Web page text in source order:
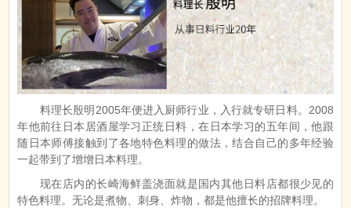
料理长殷明2005年便进入厨师行业，入行就专研日料。2008
年他前往日本居酒屋学习正统日料，在日本学习的五年间，他跟
随日本师傅接触到了各地特色料理的做法，结合自己的多年经验
一起带到了增增日本料理。
现在店内的长崎海鲜盖浇面就是国内其他日料店都很少见的
特色料理。无论是煮物、刺身、炸物，都是他擅长的招牌料理。